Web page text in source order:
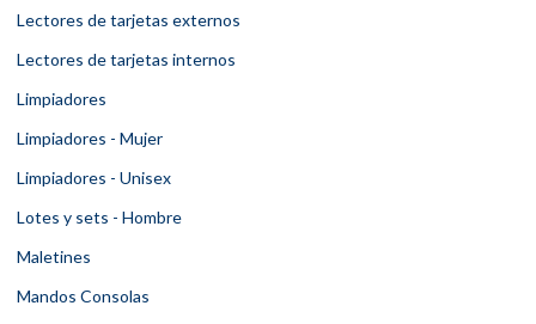
Lectores de tarjetas externos
Lectores de tarjetas internos
Limpiadores
Limpiadores - Mujer
Limpiadores - Unisex
Lotes y sets - Hombre
Maletines
Mandos Consolas